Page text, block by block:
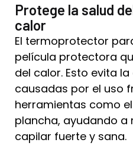
Protege la salud
calor
El termoprotector
película protectora
del calor. Esto evita
causadas por el uso
herramientas como
plancha, ayudando a
capilar fuerte y sana.